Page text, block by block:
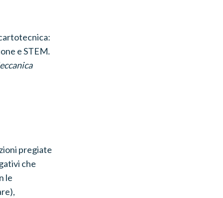
e STEM.
pregiate
che
le